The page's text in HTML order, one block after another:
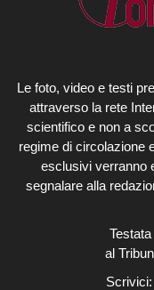
Le foto, video e testi
attraverso la rete
scientifico e non a
regime di circolazione
esclusivi verranno
segnalare alla
al
Scrivici: